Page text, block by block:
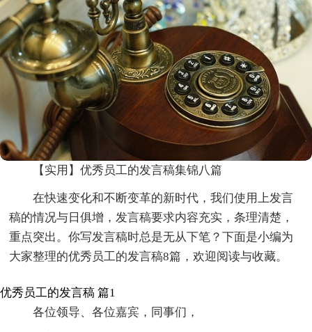
【实用】优秀员工的发言稿集锦八篇
在快速变化和不断变革的新时代，我们使用上发言
稿的情况与日俱增，发言稿要求内容充实，条理清楚，
重点突出。你写发言稿时总是无从下笔？下面是小编为
大家整理的优秀员工的发言稿8篇，欢迎阅读与收藏。
优秀员工的发言稿 篇1
各位领导、各位嘉宾，同事们，